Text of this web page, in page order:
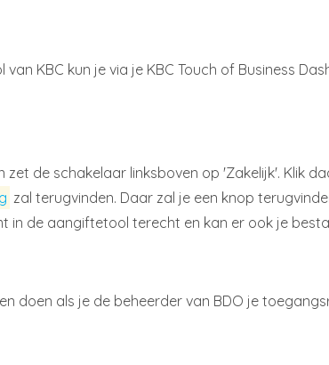
KBC kun je via je KBC Touch of Business
zet de schakelaar linksboven op 'Zakelijk'. Klik
zal terugvinden. Daar zal je een knop
in de aangiftetool terecht en kan er ook je
doen als je de beheerder van BDO je